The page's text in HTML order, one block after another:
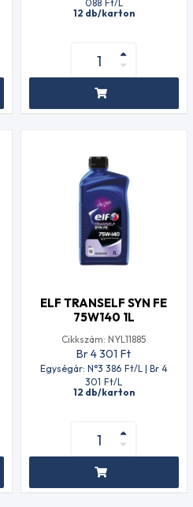
088 Ft/L
12 db/karton
ELF TRANSELF SYN FE
75W140 1L
Cikkszám: NYL11885
Br 4 301 Ft
Egységár: N°3 386 Ft/L | Br 4
301 Ft/L
12 db/karton